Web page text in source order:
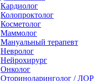
Кардиолог
Колопроктолог
Косметолог
Маммолог
Мануальный терапевт
Невролог
Нейрохирург
Онколог
Оториноларинголог / ЛОР